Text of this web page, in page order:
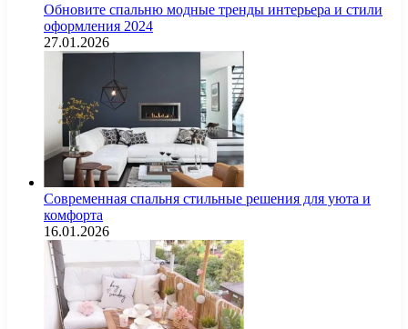
Обновите спальню модные тренды интерьера и стили
оформления 2024
27.01.2026
Современная спальня стильные решения для уюта и
комфорта
16.01.2026